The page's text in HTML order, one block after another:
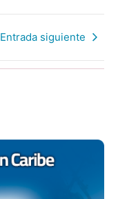
Entrada siguiente